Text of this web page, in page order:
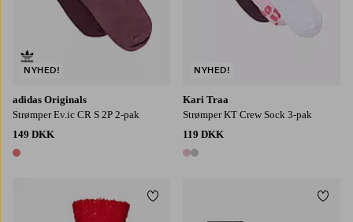
adidas Originals
Strømper Ev.ic CR S 2P 2-pak
149 DKK
1 farve
NYHED!
Kari Traa
Strømper KT Crew Sock 3-pak
119 DKK
2 farver
NYHED!
Tilføj til favoritter